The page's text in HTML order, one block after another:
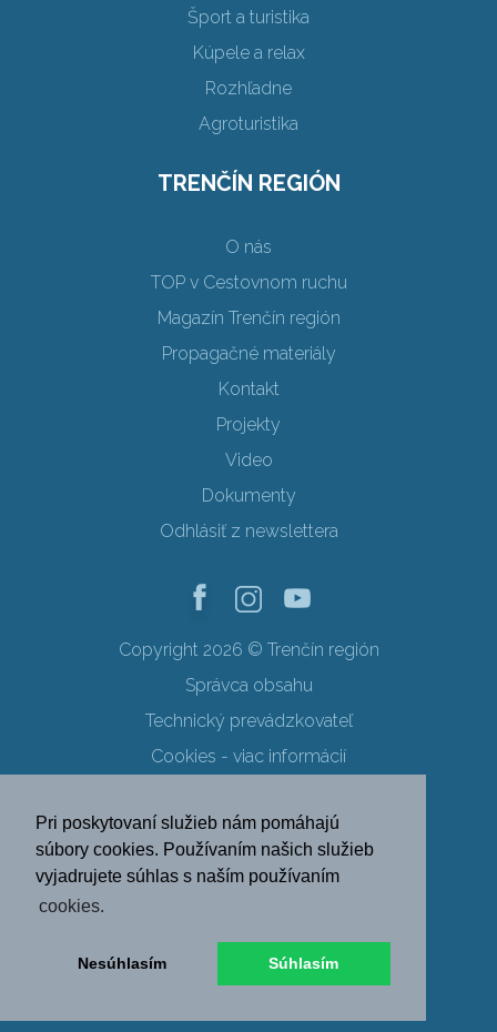
Pri poskytovaní služieb nám pomáhajú
súbory cookies. Používaním našich služieb
vyjadrujete súhlas s naším používaním
cookies.
Nesúhlasím Súhlasím
Šport a turistika
Kúpele a relax
Rozhľadne
Agroturistika
TRENČÍN REGIÓN
O nás
TOP v Cestovnom ruchu
Magazín Trenčín región
Propagačné materiály
Kontakt
Projekty
Video
Dokumenty
Odhlásiť z newslettera
Copyright 2026 © Trenčín región
Správca obsahu
Technický prevádzkovateľ
Cookies - viac informácií
Ochrana osobných údajov
SK EN DE
PL